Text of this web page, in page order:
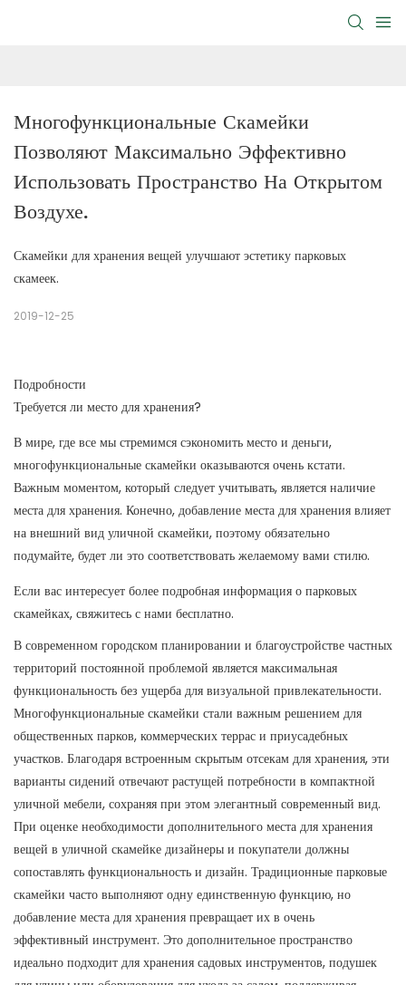
Многофункциональные Скамейки
Позволяют Максимально Эффективно
Использовать Пространство На Открытом
Воздухе.
Скамейки для хранения вещей улучшают эстетику парковых
скамеек.
2019-12-25
Подробности
Требуется ли место для хранения?
В мире, где все мы стремимся сэкономить место и деньги,
многофункциональные скамейки оказываются очень кстати.
Важным моментом, который следует учитывать, является наличие
места для хранения. Конечно, добавление места для хранения влияет
на внешний вид уличной скамейки, поэтому обязательно
подумайте, будет ли это соответствовать желаемому вами стилю.
Если вас интересует более подробная информация о парковых
скамейках, свяжитесь с нами бесплатно.
В современном городском планировании и благоустройстве частных
территорий постоянной проблемой является максимальная
функциональность без ущерба для визуальной привлекательности.
Многофункциональные скамейки стали важным решением для
общественных парков, коммерческих террас и приусадебных
участков. Благодаря встроенным скрытым отсекам для хранения, эти
варианты сидений отвечают растущей потребности в компактной
уличной мебели, сохраняя при этом элегантный современный вид.
При оценке необходимости дополнительного места для хранения
вещей в уличной скамейке дизайнеры и покупатели должны
сопоставлять функциональность и дизайн. Традиционные парковые
скамейки часто выполняют одну единственную функцию, но
добавление места для хранения превращает их в очень
эффективный инструмент. Это дополнительное пространство
идеально подходит для хранения садовых инструментов, подушек